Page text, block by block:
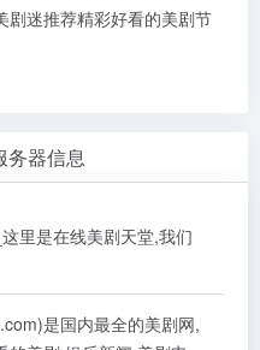
剧迷推荐精彩好看的美剧节
务器信息
里是在线美剧天堂,我们
是国内最全的美剧网,